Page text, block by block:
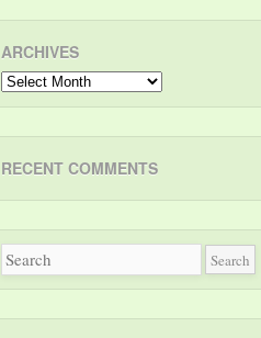
ARCHIVES
Archives
RECENT COMMENTS